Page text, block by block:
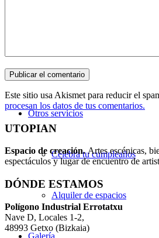
Música
Otros servicios
Celebra tu cumpleaños
Alquiler de espacios
Galería
Este sitio usa Akismet para reducir el
procesan los datos de tus comentarios.
UTOPIAN
Espacio de creación.Artes escénicas,
espectáculos y lugar de encuentro de
DÓNDE ESTAMOS
Polígono Industrial Errotatxu
Nave D, Locales 1-2,
48993 Getxo (Bizkaia)